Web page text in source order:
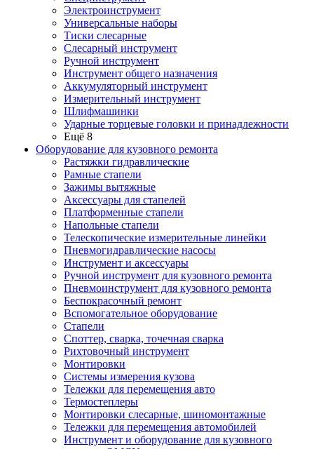
Электроинструмент
Универсальные наборы
Тиски слесарные
Слесарный инструмент
Ручной инструмент
Инструмент общего назначения
Аккумуляторный инструмент
Измерительный инструмент
Шлифмашинки
Ударные торцевые головки и принадлежности
Ещё 8
Оборудование для кузовного ремонта
Растяжки гидравлические
Рамные стапели
Зажимы вытяжные
Аксессуары для стапелей
Платформенные стапели
Напольные стапели
Телескопические измерительные линейки
Пневмогидравлические насосы
Инструмент и аксессуары
Ручной инструмент для кузовного ремонта
Пневмоинструмент для кузовного ремонта
Беспокрасочный ремонт
Вспомогательное оборудование
Стапели
Споттер, сварка, точечная сварка
Рихтовочный инструмент
Монтировки
Системы измерения кузова
Тележки для перемещения авто
Термостеплеры
Монтировки слесарные, шиномонтажные
Тележки для перемещения автомобилей
Инструмент и оборудование для кузовного